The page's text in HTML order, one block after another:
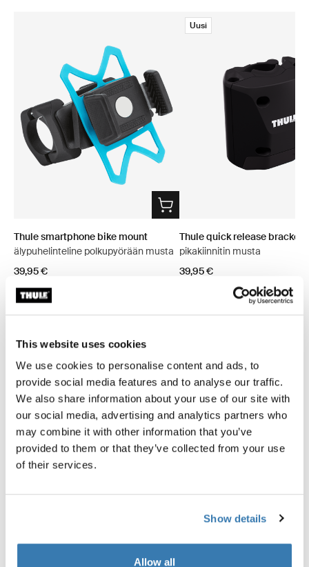
This website uses cookies
We use cookies to personalise content and ads, to
provide social media features and to analyse our traffic.
We also share information about your use of our site with
our social media, advertising and analytics partners who
may combine it with other information that you’ve
provided to them or that they’ve collected from your use
of their services.
Show details
Allow all
Thule smartphone bike mount
älypuhelinteline polkupyörään musta
39,95 €
Uusi
Thule quick release bracket
pikakiinnitin musta
39,95 €
Toggle overview
Tuotteen kuvaus
Toggle features
Kaikki ominaisuudet
Toggle techspec
Tekniset tiedot
Toggle guides and instructions
Ohjeet